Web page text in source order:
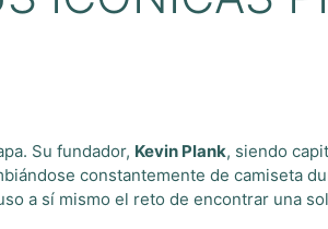
Su fundador, Kevin Plank, siendo
constantemente de camiseta
a sí mismo el reto de encontrar una